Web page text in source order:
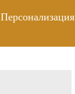
Персонализация